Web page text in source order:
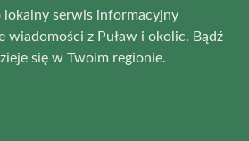
serwis informacyjny
wiadomości z Puław i okolic. Bądź
się w Twoim regionie.